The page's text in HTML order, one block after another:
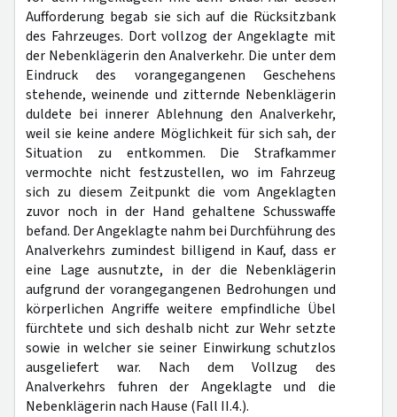
Aufforderung begab sie sich auf die Rücksitzbank
des Fahrzeuges. Dort vollzog der Angeklagte mit
der Nebenklägerin den Analverkehr. Die unter dem
Eindruck des vorangegangenen Geschehens
stehende, weinende und zitternde Nebenklägerin
duldete bei innerer Ablehnung den Analverkehr,
weil sie keine andere Möglichkeit für sich sah, der
Situation zu entkommen. Die Strafkammer
vermochte nicht festzustellen, wo im Fahrzeug
sich zu diesem Zeitpunkt die vom Angeklagten
zuvor noch in der Hand gehaltene Schusswaffe
befand. Der Angeklagte nahm bei Durchführung des
Analverkehrs zumindest billigend in Kauf, dass er
eine Lage ausnutzte, in der die Nebenklägerin
aufgrund der vorangegangenen Bedrohungen und
körperlichen Angriffe weitere empfindliche Übel
fürchtete und sich deshalb nicht zur Wehr setzte
sowie in welcher sie seiner Einwirkung schutzlos
ausgeliefert war. Nach dem Vollzug des
Analverkehrs fuhren der Angeklagte und die
Nebenklägerin nach Hause (Fall II.4.).